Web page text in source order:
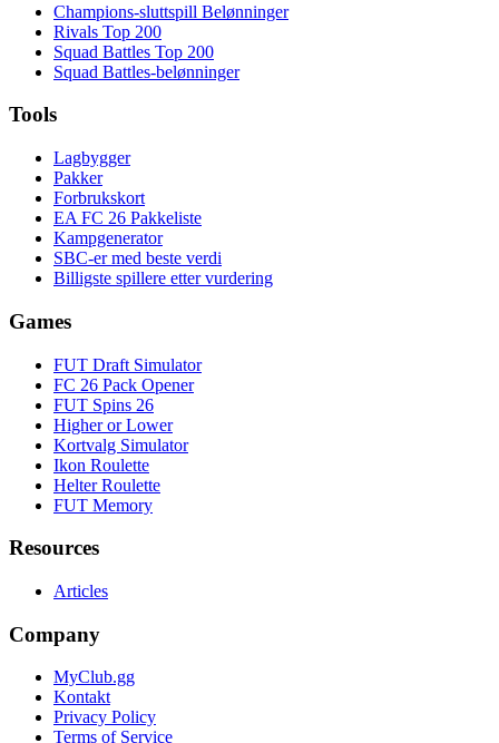
Champions-sluttspill Belønninger
Rivals Top 200
Squad Battles Top 200
Squad Battles-belønninger
Tools
Lagbygger
Pakker
Forbrukskort
EA FC 26 Pakkeliste
Kampgenerator
SBC-er med beste verdi
Billigste spillere etter vurdering
Games
FUT Draft Simulator
FC 26 Pack Opener
FUT Spins 26
Higher or Lower
Kortvalg Simulator
Ikon Roulette
Helter Roulette
FUT Memory
Resources
Articles
Company
MyClub.gg
Kontakt
Privacy Policy
Terms of Service